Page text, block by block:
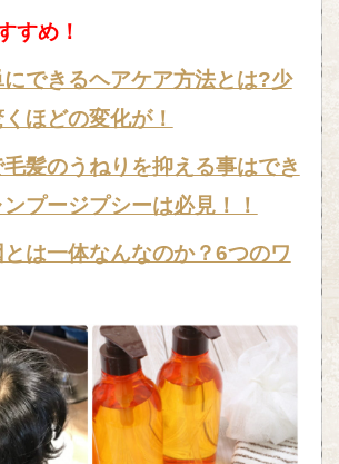
すめ！
できるヘアケア方法とは?少
ほどの変化が！
髪のうねりを抑える事はでき
プージプシーは必見！！
とは一体なんなのか？6つのワ